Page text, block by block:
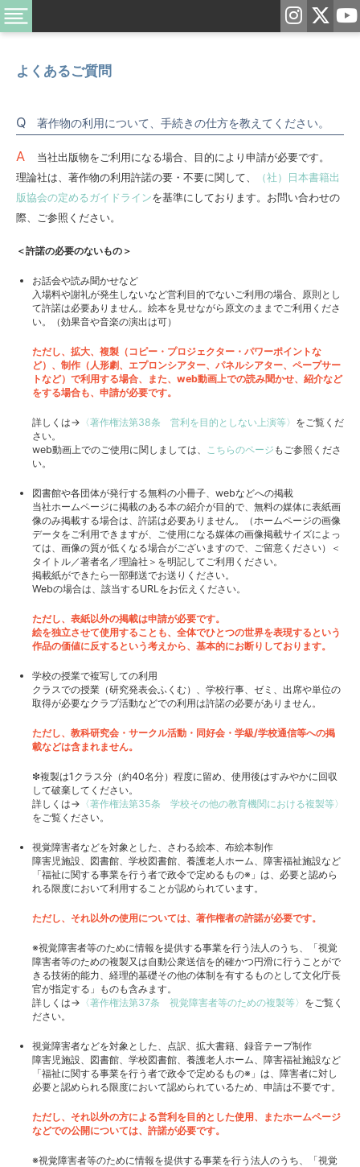
よくあるご質問
著作物の利用について、手続きの仕方を教えてください。
当社出版物をご利用になる場合、目的により申請が必要です。
理論社は、著作物の利用許諾の要・不要に関して、
（社）日本書籍出
版協会の定めるガイドラインを基準にしております。お問い合わせの
際、ご参照ください。
＜許諾の必要のないもの＞
お話会や読み聞かせなど
入場料や謝礼が発生しないなど営利目的でないご利用の場合、原則とし
て許諾は必要ありません。絵本を見せながら原文のままでご利用くださ
い。（効果音や音楽の演出は可）
ただし、拡大、複製（コピー・プロジェクター・パワーポイントな
ど）、制作（人形劇、エプロンシアター、パネルシアター、ペープサー
トなど）で利用する場合、また、web動画上での読み聞かせ、紹介など
をする場合も、申請が必要です。
詳しくは→ 〈著作権法第38条 営利を目的としない上演等〉 をご覧くだ
さい。
web動画上でのご使用に関しましては、 こちらのページ もご参照くださ
い。
図書館や各団体が発行する無料の小冊子、webなどへの掲載
当社ホームページに掲載のある本の紹介が目的で、無料の媒体に表紙画
像のみ掲載する場合は、許諾は必要ありません。（ホームページの画像
データをご利用できますが、ご使用になる媒体の画像掲載サイズによっ
ては、画像の質が低くなる場合がございますので、ご留意ください）＜
タイトル／著者名／理論社＞を明記してご利用ください。
掲載紙ができたら一部郵送でお送りください。
Webの場合は、該当するURLをお伝えください。
ただし、表紙以外の掲載は申請が必要です。
絵を独立させて使用することも、全体でひとつの世界を表現するという
作品の価値に反するという考えから、基本的にお断りしております。
学校の授業で複写しての利用
クラスでの授業（研究発表会ふくむ）、学校行事、ゼミ、出席や単位の
取得が必要なクラブ活動などでの利用は許諾の必要がありません。
ただし、教科研究会・サークル活動・同好会・学級/学校通信等への掲
載などは含まれません。
❇複製は1クラス分（約40名分）程度に留め、使用後はすみやかに回収
して破棄してください。
詳しくは→ 〈著作権法第35条 学校その他の教育機関における複製等〉
をご覧ください。
視覚障害者などを対象とした、さわる絵本、布絵本制作
障害児施設、図書館、学校図書館、養護老人ホーム、障害福祉施設など
「福祉に関する事業を行う者で政令で定めるもの※」は、必要と認めら
れる限度において利用することが認められています。
ただし、それ以外の使用については、著作権者の許諾が必要です。
※視覚障害者等のために情報を提供する事業を行う法人のうち、「視覚
障害者等のための複製又は自動公衆送信を的確かつ円滑に行うことがで
きる技術的能力、経理的基礎その他の体制を有するものとして文化庁長
官が指定する」ものも含みます。
詳しくは→ 〈著作権法第37条 視覚障害者等のための複製等〉 をご覧く
ださい。
視覚障害者などを対象とした、点訳、拡大書籍、録音テープ制作
障害児施設、図書館、学校図書館、養護老人ホーム、障害福祉施設など
「福祉に関する事業を行う者で政令で定めるもの※」は、障害者に対し
必要と認められる限度において認められているため、申請は不要です。
ただし、それ以外の方による営利を目的とした使用、またホームページ
などでの公開については、許諾が必要です。
※視覚障害者等のために情報を提供する事業を行う法人のうち、「視覚